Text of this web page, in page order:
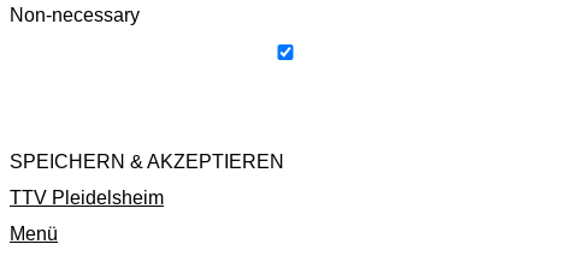
Non-necessary
SPEICHERN & AKZEPTIEREN
TTV Pleidelsheim
Menü